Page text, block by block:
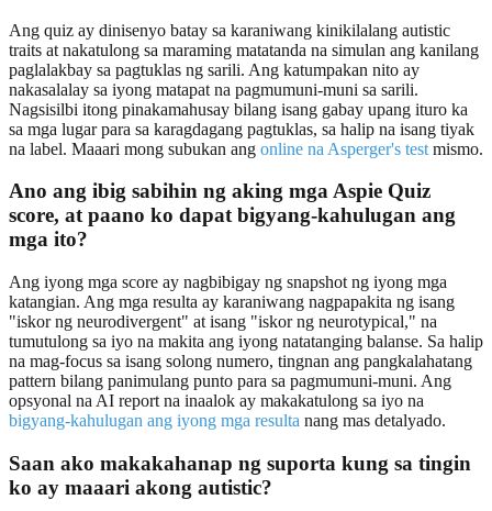
Ang quiz ay dinisenyo batay sa karaniwang kinikilalang autistic
traits at nakatulong sa maraming matatanda na simulan ang kanilang
paglalakbay sa pagtuklas ng sarili. Ang katumpakan nito ay
nakasalalay sa iyong matapat na pagmumuni-muni sa sarili.
Nagsisilbi itong pinakamahusay bilang isang gabay upang ituro ka
sa mga lugar para sa karagdagang pagtuklas, sa halip na isang tiyak
na label. Maaari mong subukan ang online na Asperger's test mismo.
Ano ang ibig sabihin ng aking mga Aspie Quiz
score, at paano ko dapat bigyang-kahulugan ang
mga ito?
Ang iyong mga score ay nagbibigay ng snapshot ng iyong mga
katangian. Ang mga resulta ay karaniwang nagpapakita ng isang
"iskor ng neurodivergent" at isang "iskor ng neurotypical," na
tumutulong sa iyo na makita ang iyong natatanging balanse. Sa halip
na mag-focus sa isang solong numero, tingnan ang pangkalahatang
pattern bilang panimulang punto para sa pagmumuni-muni. Ang
opsyonal na AI report na inaalok ay makakatulong sa iyo na
bigyang-kahulugan ang iyong mga resulta nang mas detalyado.
Saan ako makakahanap ng suporta kung sa tingin
ko ay maaari akong autistic?